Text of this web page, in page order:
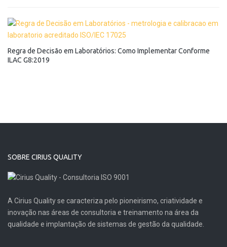
Regra de Decisão em Laboratórios: Como Implementar Conforme
ILAC G8:2019
SOBRE CIRIUS QUALITY
A Cirius Quality se caracteriza pelo pioneirismo, criatividade e
inovação nas áreas de consultoria e treinamento na área da
qualidade e implantação de sistemas de gestão da qualidade.